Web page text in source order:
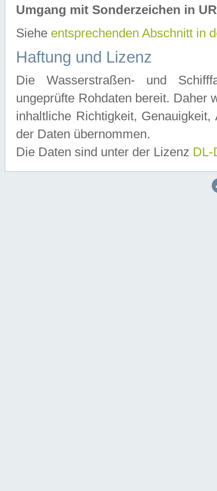
Umgang mit Sonderzeichen in
Siehe entsprechenden Abschnitt in
Haftung und Lizenz
Die Wasserstraßen- und
ungeprüfte Rohdaten bereit. Daher
inhaltliche Richtigkeit,
der Daten übernommen.
Die Daten sind unter der Lizenz